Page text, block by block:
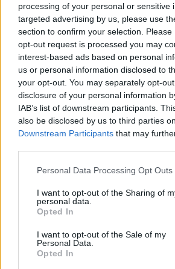
processing of your personal or sensitive
targeted advertising by us, please use
section to confirm your selection.
opt-out request is processed you may
interest-based ads based on personal
us or personal information disclosed to
your opt-out. You may separately opt-
disclosure of your personal information
IAB’s list of downstream participants.
also be disclosed by us to third parties
Downstream Participants that may
Please note that this website/app uses
not limited to your visit or usage
grant or deny consent to Google and its
use your data for below specified
consent section.
Personal Data Processing Opt Outs
I want to opt-out of the Sharing of
personal data.
Opted In
I want to opt-out of the Sale of my
Personal Data.
Opted In
Οι δυο πλευρές αναμένεται να
οριστικοποίηση της συμφωνίας την
09.04.2025 20:28
Διαστημικές στολές made by
στολές για την προσελήνωση